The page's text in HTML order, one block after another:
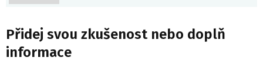
Přidej svou zkušenost nebo doplň
informace